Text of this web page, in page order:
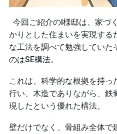
今回ご紹介のI様邸は、家づ
かりとした住まいを実現する
な工法を調べて勉強していた
のはSE構法。
これは、科学的な根拠を持
行い、木造でありながら、鉄
現したという優れた構法。
壁だけでなく、骨組み全体で